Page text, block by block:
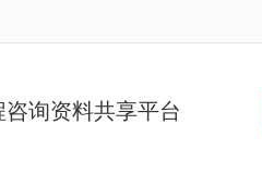
咨询资料共享平台